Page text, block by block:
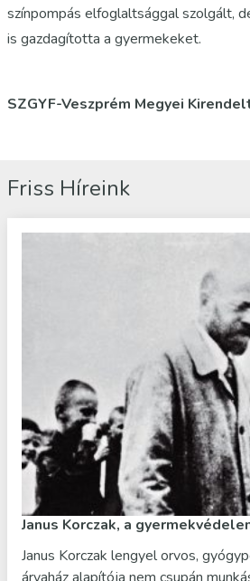
színpompás elfoglaltsággal szolgált,
is gazdagította a gyermekeket.
SZGYF-Veszprém Megyei
Friss Híreink
Janus Korczak, a
Janus Korczak lengyel orvos,